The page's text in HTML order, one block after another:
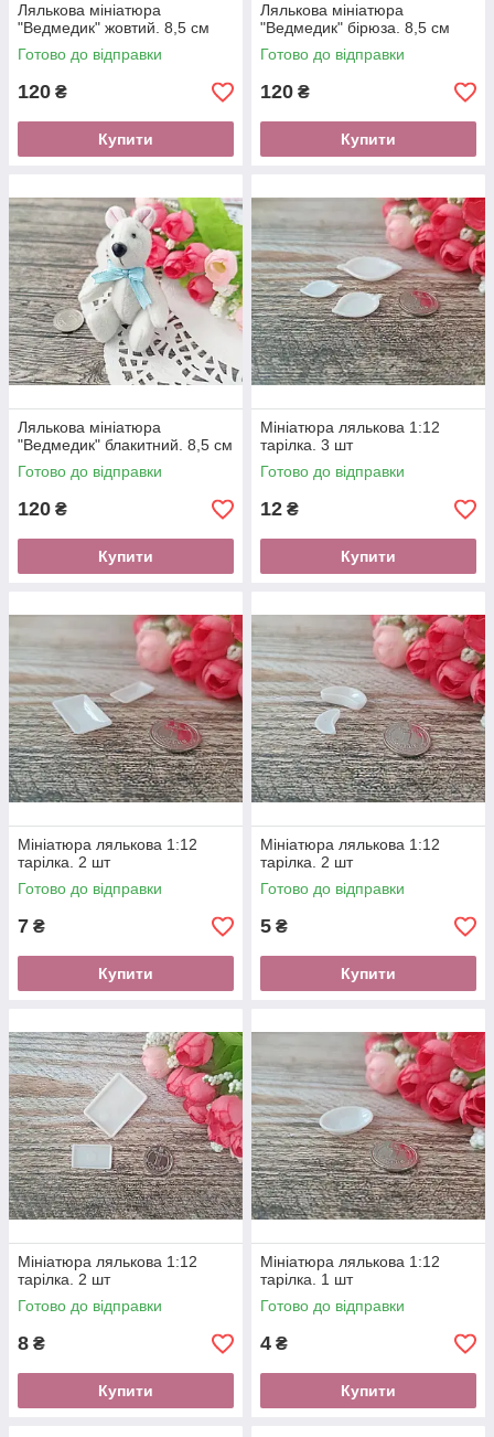
Лялькова мініатюра
"Ведмедик" жовтий. 8,5 см
Готово до відправки
120 ₴
Купити
Лялькова мініатюра
"Ведмедик" бірюза. 8,5 см
Готово до відправки
120 ₴
Купити
Лялькова мініатюра
"Ведмедик" блакитний. 8,5 см
Готово до відправки
120 ₴
Купити
Мініатюра лялькова 1:12
тарілка. 3 шт
Готово до відправки
12 ₴
Купити
Мініатюра лялькова 1:12
тарілка. 2 шт
Готово до відправки
7 ₴
Купити
Мініатюра лялькова 1:12
тарілка. 2 шт
Готово до відправки
5 ₴
Купити
Мініатюра лялькова 1:12
тарілка. 2 шт
Готово до відправки
8 ₴
Купити
Мініатюра лялькова 1:12
тарілка. 1 шт
Готово до відправки
4 ₴
Купити